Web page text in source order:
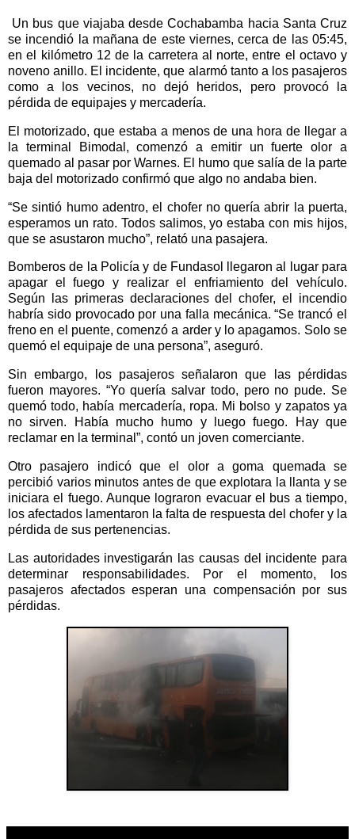
Un bus que viajaba desde Cochabamba hacia Santa Cruz
se incendió la mañana de este viernes, cerca de las 05:45,
en el kilómetro 12 de la carretera al norte, entre el octavo y
noveno anillo. El incidente, que alarmó tanto a los pasajeros
como a los vecinos, no dejó heridos, pero provocó la
pérdida de equipajes y mercadería.
El motorizado, que estaba a menos de una hora de llegar a
la terminal Bimodal, comenzó a emitir un fuerte olor a
quemado al pasar por Warnes. El humo que salía de la parte
baja del motorizado confirmó que algo no andaba bien.
“Se sintió humo adentro, el chofer no quería abrir la puerta,
esperamos un rato. Todos salimos, yo estaba con mis hijos,
que se asustaron mucho”, relató una pasajera.
Bomberos de la Policía y de Fundasol llegaron al lugar para
apagar el fuego y realizar el enfriamiento del vehículo.
Según las primeras declaraciones del chofer, el incendio
habría sido provocado por una falla mecánica. “Se trancó el
freno en el puente, comenzó a arder y lo apagamos. Solo se
quemó el equipaje de una persona”, aseguró.
Sin embargo, los pasajeros señalaron que las pérdidas
fueron mayores. “Yo quería salvar todo, pero no pude. Se
quemó todo, había mercadería, ropa. Mi bolso y zapatos ya
no sirven. Había mucho humo y luego fuego. Hay que
reclamar en la terminal”, contó un joven comerciante.
Otro pasajero indicó que el olor a goma quemada se
percibió varios minutos antes de que explotara la llanta y se
iniciara el fuego. Aunque lograron evacuar el bus a tiempo,
los afectados lamentaron la falta de respuesta del chofer y la
pérdida de sus pertenencias.
Las autoridades investigarán las causas del incidente para
determinar responsabilidades. Por el momento, los
pasajeros afectados esperan una compensación por sus
pérdidas.